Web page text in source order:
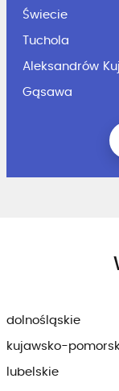
Świecie
Tuchola
Aleksandrów
Gąsawa
dolnośląskie
kujawsko-
lubelskie